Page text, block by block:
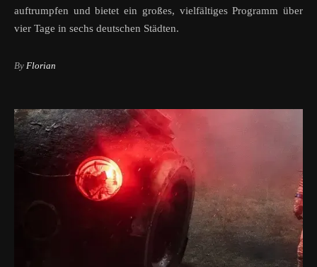
auftrumpfen und bietet ein großes, vielfältiges Programm über
vier Tage in sechs deutschen Städten.
By Florian